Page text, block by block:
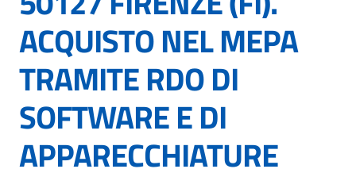
ACQUISTO NEL MEPA
TRAMITE RDO DI
SOFTWARE E DI
APPARECCHIATURE